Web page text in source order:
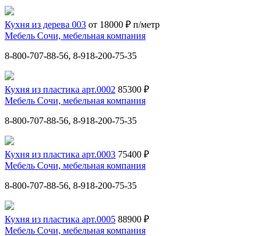
Кухня из дерева 003 от 18000 ₽ п/метр
Мебель Сочи, мебельная компания
8-800-707-88-56, 8-918-200-75-35
Кухня из пластика арт.0002 85300 ₽
Мебель Сочи, мебельная компания
8-800-707-88-56, 8-918-200-75-35
Кухня из пластика арт.0003 75400 ₽
Мебель Сочи, мебельная компания
8-800-707-88-56, 8-918-200-75-35
Кухня из пластика арт.0005 88900 ₽
Мебель Сочи, мебельная компания